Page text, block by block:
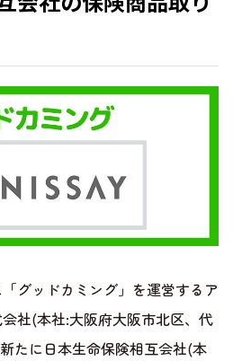
グッドカミング」を運営するア
社(本社:大阪府大阪市北区、代
たに日本生命保険相互会社(本